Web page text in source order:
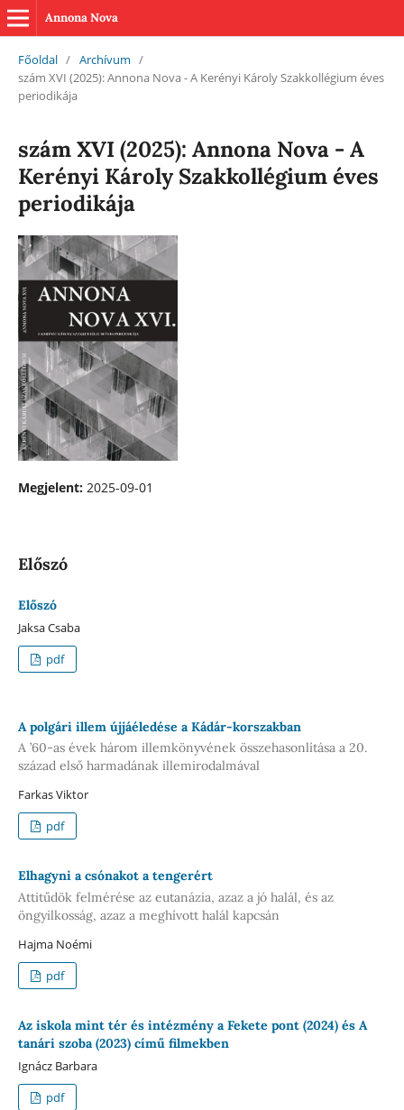
Annona Nova
Főoldal / Archívum /
szám XVI (2025): Annona Nova - A Kerényi Károly Szakkollégium éves
periodikája
szám XVI (2025): Annona Nova - A
Kerényi Károly Szakkollégium éves
periodikája
Megjelent: 2025-09-01
Előszó
Előszó
Jaksa Csaba
pdf
A polgári illem újjáéledése a Kádár-korszakban
A ’60-as évek három illemkönyvének összehasonlítása a 20.
század első harmadának illemirodalmával
Farkas Viktor
pdf
Elhagyni a csónakot a tengerért
Attitűdök felmérése az eutanázia, azaz a jó halál, és az
öngyilkosság, azaz a meghívott halál kapcsán
Hajma Noémi
pdf
Az iskola mint tér és intézmény a Fekete pont (2024) és A
tanári szoba (2023) című filmekben
Ignácz Barbara
pdf